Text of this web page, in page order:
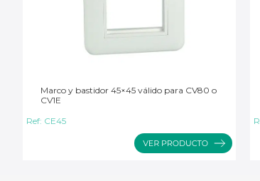
Marco y bastidor 45×45 válido para CV80 o
CV1E
Ref: CE45